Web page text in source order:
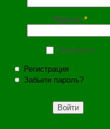
Пароль *
Запомнить
Регистрация
Забыли пароль?